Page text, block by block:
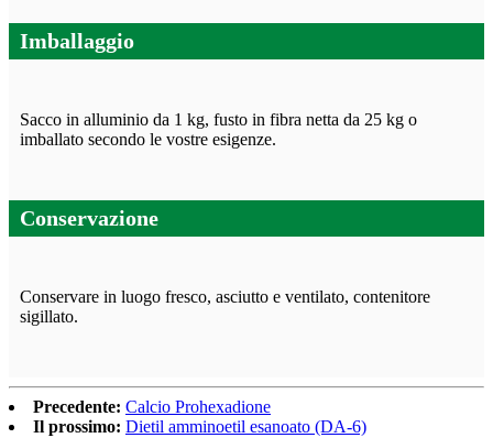
Imballaggio
Sacco in alluminio da 1 kg, fusto in fibra netta da 25 kg o
imballato secondo le vostre esigenze.
Conservazione
Conservare in luogo fresco, asciutto e ventilato, contenitore
sigillato.
Precedente: Calcio Prohexadione
Il prossimo: Dietil amminoetil esanoato (DA-6)